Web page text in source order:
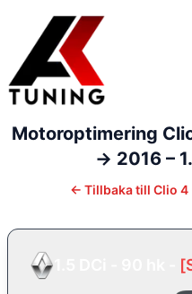
Motoroptimering
-> 2016–
← Tillbaka till Clio 4
[